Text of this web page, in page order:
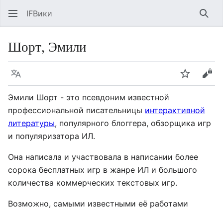
IFВики
Шорт, Эмили
Язык Следить
Эмили Шорт - это псевдоним известной
профессиональной писательницы интерактивной
литературы, популярного блоггера, обзорщика игр
и популяризатора ИЛ.
Она написала и участвовала в написании более
сорока бесплатных игр в жанре ИЛ и большого
количества коммерческих текстовых игр.
Возможно, самыми известными её работами